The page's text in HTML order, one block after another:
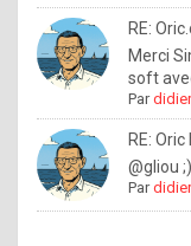
RE:
Merci
soft
Par
RE:
@gliou
Par